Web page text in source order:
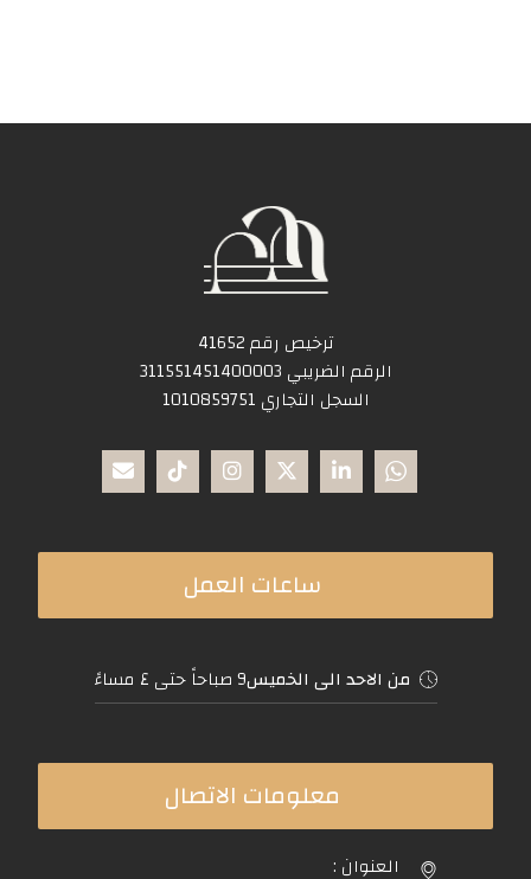
ترخيص رقم 41652
الرقم الضريبي 311551451400003
السجل التجاري 1010859751
ساعات العمل
من الاحد الى الخميس9 صباحاً حتى ٤ مساءً
معلومات الاتصال
العنوان :